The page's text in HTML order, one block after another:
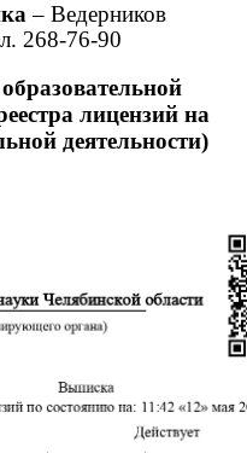
– Ведерников
268-76-90
лицензий на
деятельности)